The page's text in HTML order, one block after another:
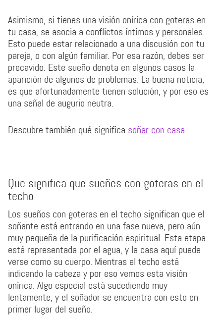
Asimismo, si tienes una visión onírica con goteras en
tu casa, se asocia a conflictos íntimos y personales.
Esto puede estar relacionado a una discusión con tu
pareja, o con algún familiar. Por esa razón, debes ser
precavido. Este sueño denota en algunos casos la
aparición de algunos de problemas. La buena noticia,
es que afortunadamente tienen solución, y por eso es
una señal de augurio neutra.
Descubre también qué significa soñar con casa.
Que significa que sueñes con goteras en el
techo
Los sueños con goteras en el techo significan que el
soñante está entrando en una fase nueva, pero aún
muy pequeña de la purificación espiritual. Esta etapa
está representada por el agua, y la casa aquí puede
verse como su cuerpo. Mientras el techo está
indicando la cabeza y por eso vemos esta visión
onírica. Algo especial está sucediendo muy
lentamente, y el soñador se encuentra con esto en
primer lugar del sueño.